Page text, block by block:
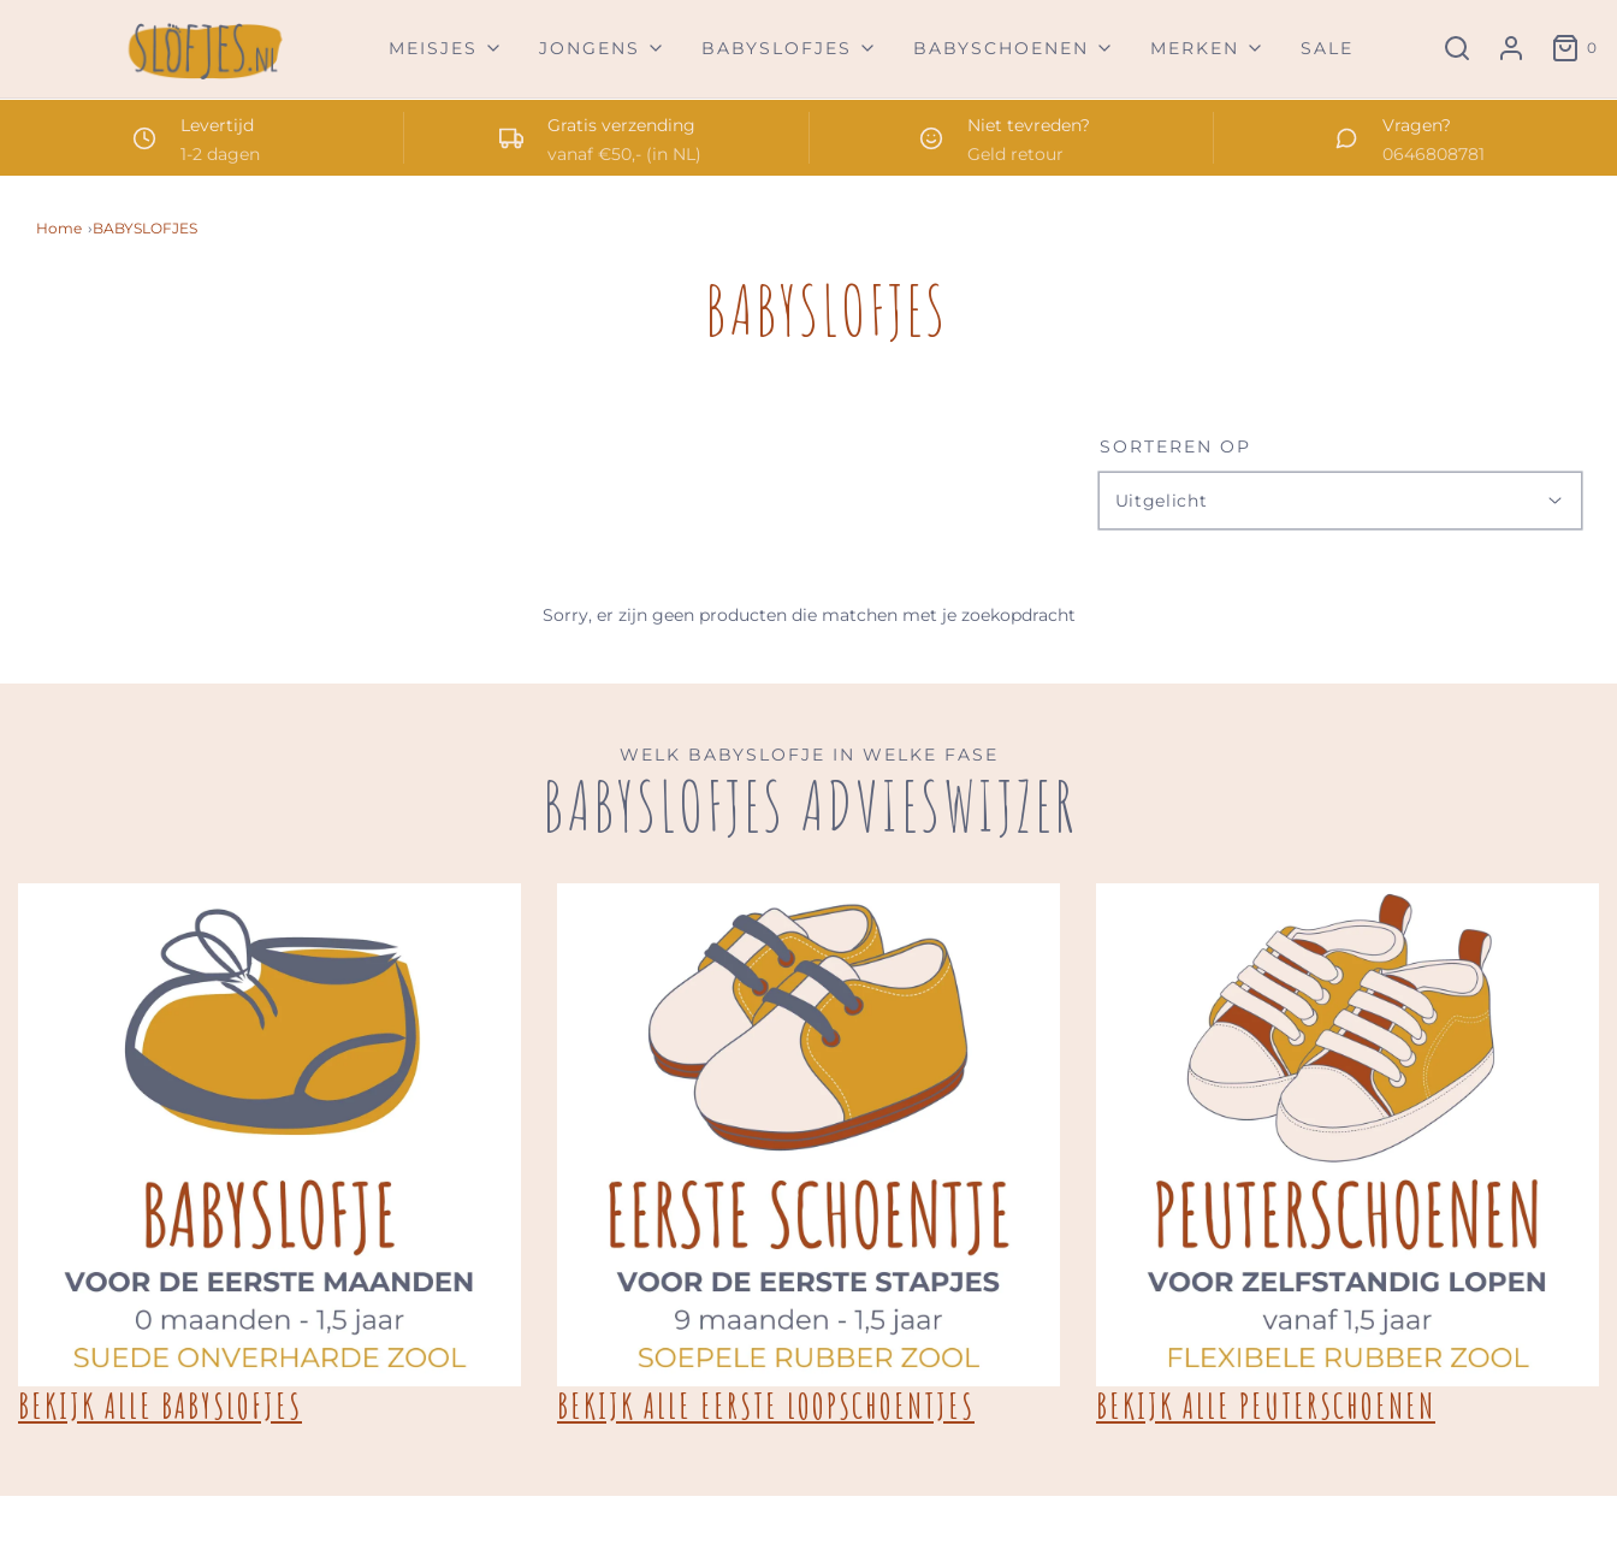
MEISJES JONGENS BABYSLOFJES BABYSCHOENEN MERKEN SALE 0
Levertijd
1-2 dagen
Gratis verzending
vanaf €50,- (in NL)
Niet tevreden?
Geld retour
Vragen?
0646808781
Home ›BABYSLOFJES
BABYSLOFJES
SORTEREN OP
Sorry, er zijn geen producten die matchen met je zoekopdracht
WELK BABYSLOFJE IN WELKE FASE
BABYSLOFJES ADVIESWIJZER
BEKIJK ALLE BABYSLOFJES BEKIJK ALLE EERSTE LOOPSCHOENTJES BEKIJK ALLE PEUTERSCHOENEN